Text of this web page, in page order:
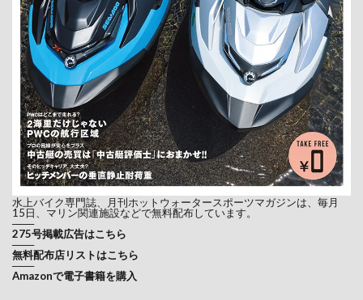
水上バイク専門誌、月刊ホットウォータースポーツマガジンは、毎月
15日、マリン関連施設などで無料配布しています。
───
275号掲載広告はこちら
───
無料配布店リストはこちら
───
Amazonで電子書籍を購入